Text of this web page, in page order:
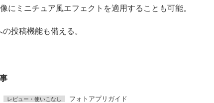
にミニチュア風エフェクトを適用することも可能。
投稿機能も備える。
レビュー・使いこなし フォトアプリガイド